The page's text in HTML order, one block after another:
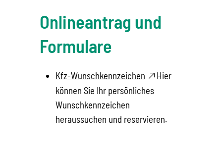
Onlineantrag und
Formulare
Kfz-Wunschkennzeichen
Hier
können Sie Ihr persönliches
Wunschkennzeichen
heraussuchen und reservieren.